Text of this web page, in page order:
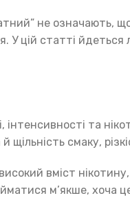
не
У цій статті
та
щільність смаку,
вміст
м’якше, хоча